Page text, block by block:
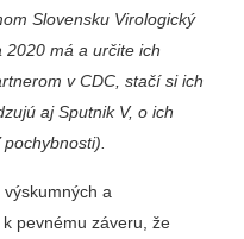
Slovensku Virologický
2020 má a určite ich
v CDC, stačí si ich
aj Sputnik V, o ich
a
pevnému záveru, že